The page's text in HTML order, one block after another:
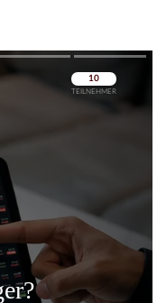
Überspringen